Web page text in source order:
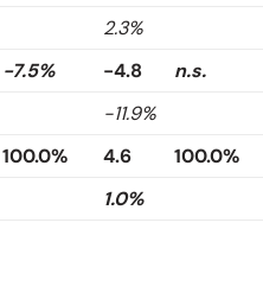
2.3%
-7.5% -4.8
n.s.
-11.9%
100.0% 4.6
100.0%
1.0%